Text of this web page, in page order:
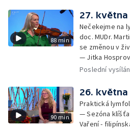
Petr Bednařík —
88 min
27. května
Nečekejme na
doc. MUDr.
se změnou v
— Jitka
zahrada - Petra
Poslední
90 min
26. května
Praktická
— Sezóna
Vaření -